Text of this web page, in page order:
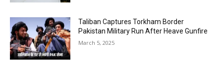
Taliban Captures Torkham Border
Pakistan Military Run After Heave Gunfire
March 5, 2025